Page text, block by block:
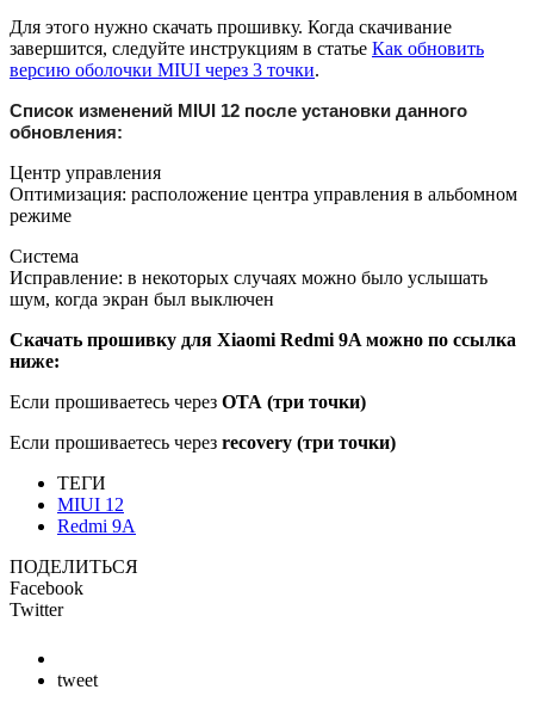
Для этого нужно скачать прошивку. Когда скачивание
завершится, следуйте инструкциям в статье Как обновить
версию оболочки MIUI через 3 точки.
Список изменений MIUI 12 после установки данного
обновления:
Центр управления
Оптимизация: расположение центра управления в альбомном
режиме
Система
Исправление: в некоторых случаях можно было услышать
шум, когда экран был выключен
Скачать прошивку для Xiaomi Redmi 9A можно по ссылка
ниже:
Если прошиваетесь через OTA (три точки)
Если прошиваетесь через recovery (три точки)
ТЕГИ
MIUI 12
Redmi 9A
ПОДЕЛИТЬСЯ
Facebook
Twitter
tweet